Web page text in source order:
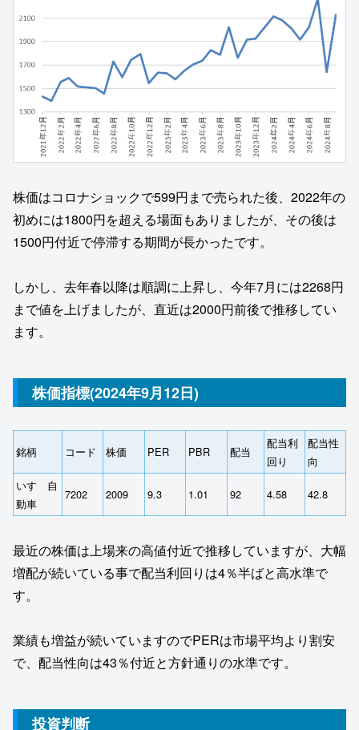
株価はコロナショックで599円まで売られた後、2022年の
初めには1800円を超える場面もありましたが、その後は
1500円付近で停滞する期間が長かったです。
しかし、去年春以降は順調に上昇し、今年7月には2268円
まで値を上げましたが、直近は2000円前後で推移してい
ます。
株価指標(2024年9月12日)
銘柄 コード 株価 PER PBR 配当
配当利
回り
配当性
向
いすゞ自
動車
7202 2009 9.3 1.01 92 4.58 42.8
最近の株価は上場来の高値付近で推移していますが、大幅
増配が続いている事で配当利回りは4％半ばと高水準で
す。
業績も増益が続いていますのでPERは市場平均より割安
で、配当性向は43％付近と方針通りの水準です。
投資判断